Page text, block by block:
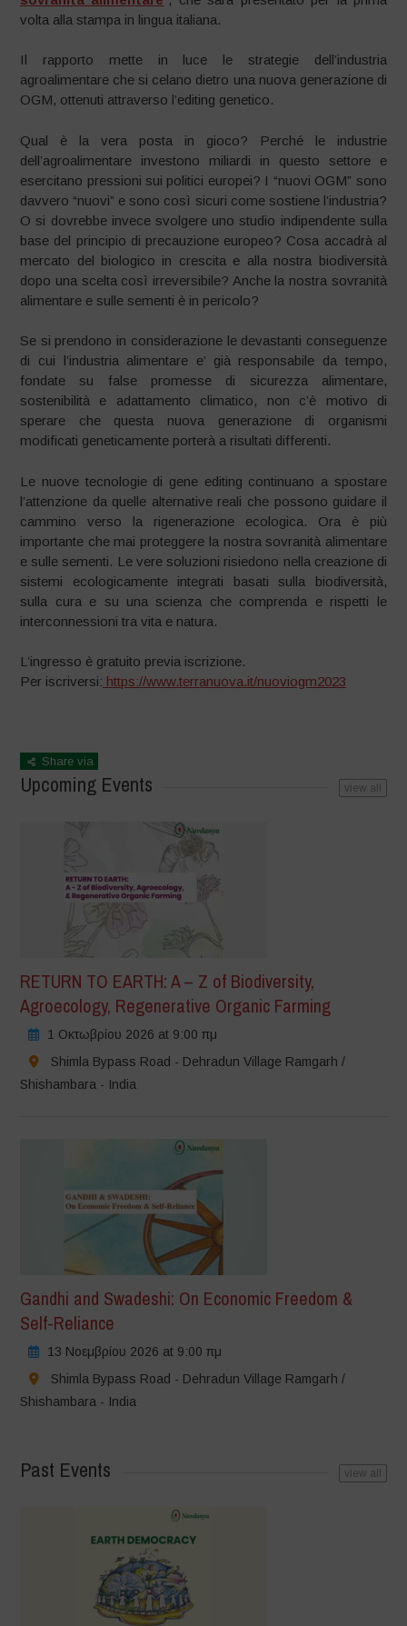
volta alla stampa in lingua italiana.
Il rapporto mette in luce le strategie dell’industria
agroalimentare che si celano dietro una nuova generazione di
OGM, ottenuti attraverso l’editing genetico.
Qual è la vera posta in gioco? Perché le industrie
dell’agroalimentare investono miliardi in questo settore e
esercitano pressioni sui politici europei? I “nuovi OGM” sono
davvero “nuovi” e sono così sicuri come sostiene l’industria?
O si dovrebbe invece svolgere uno studio indipendente sulla
base del principio di precauzione europeo? Cosa accadrà al
mercato del biologico in crescita e alla nostra biodiversità
dopo una scelta così irreversibile? Anche la nostra sovranità
alimentare e sulle sementi è in pericolo?
Se si prendono in considerazione le devastanti conseguenze
di cui l’industria alimentare e’ già responsabile da tempo,
fondate su false promesse di sicurezza alimentare,
sostenibilità e adattamento climatico, non c’è motivo di
sperare che questa nuova generazione di organismi
modificati geneticamente porterà a risultati differenti.
Le nuove tecnologie di gene editing continuano a spostare
l’attenzione da quelle alternative reali che possono guidare il
cammino verso la rigenerazione ecologica. Ora è più
importante che mai proteggere la nostra sovranità alimentare
e sulle sementi. Le vere soluzioni risiedono nella creazione di
sistemi ecologicamente integrati basati sulla biodiversità,
sulla cura e su una scienza che comprenda e rispetti le
interconnessioni tra vita e natura.
L’ingresso è gratuito previa iscrizione.
Per iscriversi: https://www.terranuova.it/nuoviogm2023
Share via
Upcoming Events view all
RETURN TO EARTH: A – Z of Biodiversity,
Agroecology, Regenerative Organic Farming
1 Οκτωβρίου 2026 at 9:00 πμ
Shimla Bypass Road - Dehradun Village Ramgarh /
Shishambara - India
Gandhi and Swadeshi: On Economic Freedom &
Self-Reliance
13 Νοεμβρίου 2026 at 9:00 πμ
Shimla Bypass Road - Dehradun Village Ramgarh /
Shishambara - India
Past Events view all